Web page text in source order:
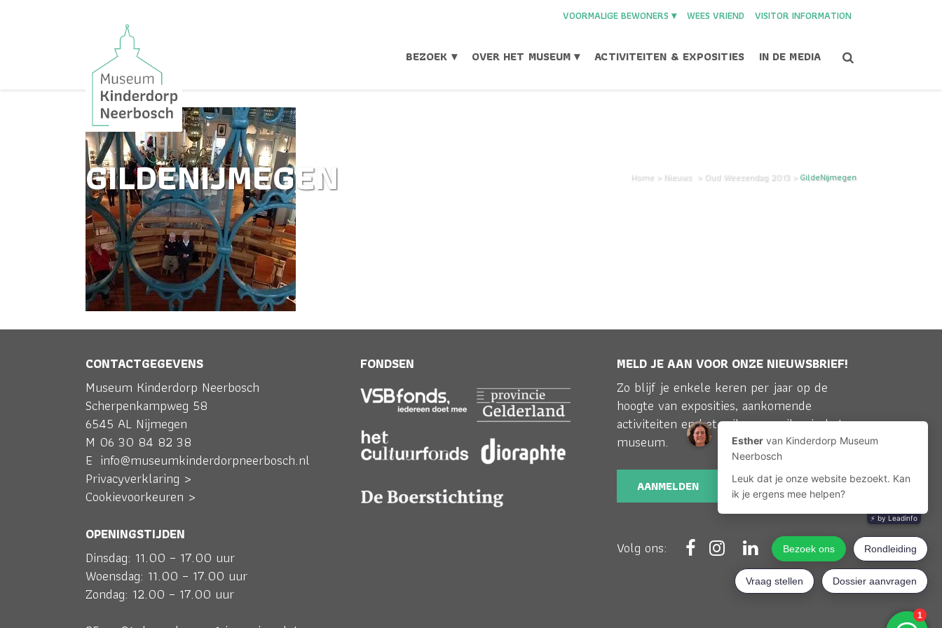
VOORMALIGE BEWONERS ▾ WEES VRIEND VISITOR INFORMATION
BEZOEK ▾ OVER HET MUSEUM ▾ ACTIVITEITEN & EXPOSITIES IN DE MEDIA
GILDENIJMEGEN Home > Nieuws > Oud Weezendag 2013 >GildeNijmegen
CONTACTGEGEVENS
Museum Kinderdorp Neerbosch
Scherpenkampweg 58
6545 AL Nijmegen
M 06 30 84 82 38
E info@museumkinderdorpneerbosch.nl
Privacyverklaring >
Cookievoorkeuren >
OPENINGSTIJDEN
Dinsdag: 11.00 – 17.00 uur
Woensdag: 11.00 – 17.00 uur
Zondag: 12.00 – 17.00 uur
FONDSEN MELD JE AAN VOOR ONZE NIEUWSBRIEF!
Zo blijf je enkele keren per jaar op de
hoogte van exposities, aankomende
activiteiten en het reilen en zeilen in het
museum.
AANMELDEN
Volg ons: